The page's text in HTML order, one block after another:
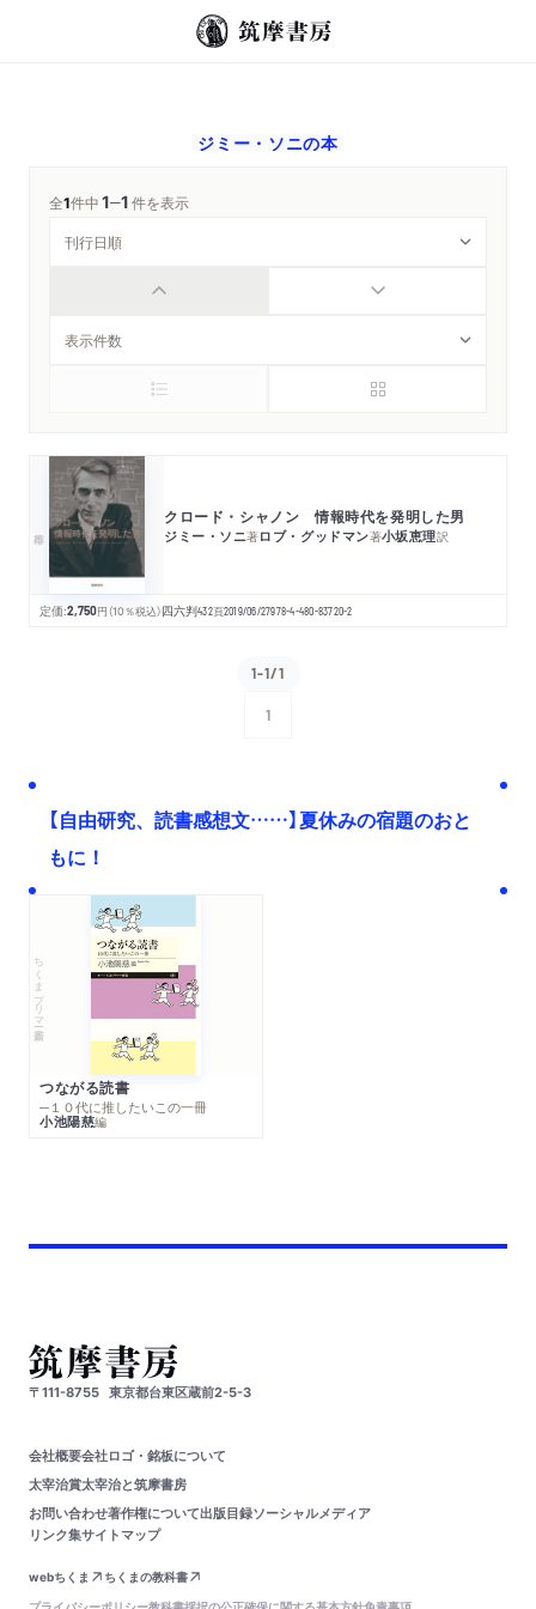
ジミー・ソニの本
全1件中1─1件を表示
クロード・シャノン 情報時代を発明した男
ジミー・ソニ著ロブ・グッドマン著小坂恵理訳
定価:2,750円 （10％税込）四六判432頁2019/06/27978-4-480-83720-2
1-1/1
1
【自由研究、読書感想文……】夏休みの宿題のおと
もに！
ちくまプリマー新書
つながる読書
─１０代に推したいこの一冊
小池陽慈編
〒111-8755 東京都台東区蔵前2-5-3
会社概要会社ロゴ・銘板について
太宰治賞太宰治と筑摩書房
お問い合わせ著作権について出版目録ソーシャルメディア
リンク集サイトマップ
webちくま
ちくまの教科書